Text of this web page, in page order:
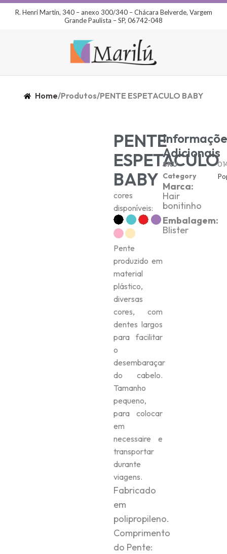
R. Henri Martin, 340 – anexo 300/340 – Chácara Belverde, Vargem
Grande Paulista – SP, 06742-048
Home/Produtos/PENTE ESPETACULO BABY
PENTE
ESPETACULO
BABY
cores
disponíveis:
Pente
produzido em
material
plástico,
diversas
cores, com
dentes largos
para facilitar
o
desembaraçar
do cabelo.
Tamanho
pequeno,
para colocar
em
necessaire e
transportar
durante
viagens.
Fabricado
em
polipropileno.
Comprimento
do Pente:
Adicionais
SKU
Category
Marca:
Hair
bonitinho
Embalagem:
Blister